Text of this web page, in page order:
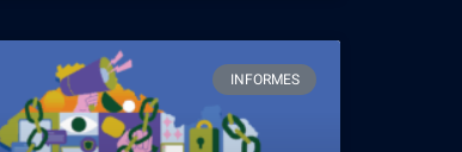
INFORMES